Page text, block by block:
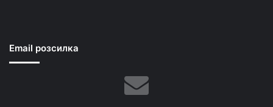
Email розсилка